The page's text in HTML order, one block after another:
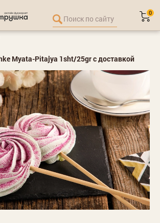
0
Myata-Pitajya 1sht/25gr с доставкой